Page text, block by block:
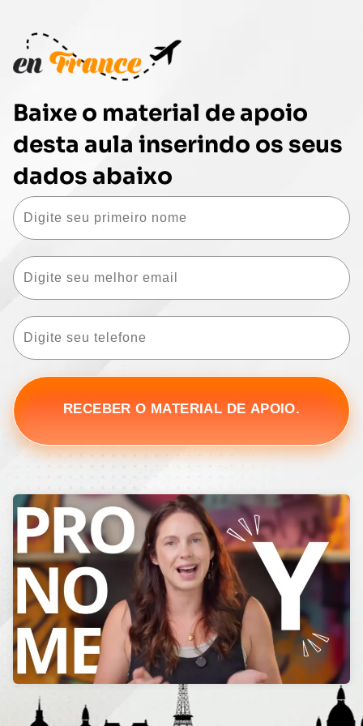
Baixe o material de apoio
desta aula inserindo os seus
dados abaixo
RECEBER O MATERIAL DE APOIO.